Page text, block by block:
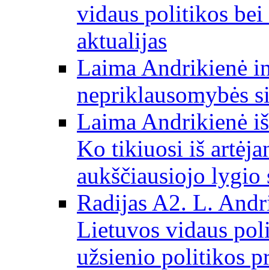
vidaus politikos bei
aktualijas
Laima Andrikienė
nepriklausomybės
Laima Andrikienė
Ko tikiuosi iš
aukščiausiojo lygio
Radijas A2. L.
Lietuvos vidaus
užsienio politikos